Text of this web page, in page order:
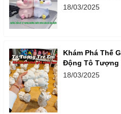
18/03/2025
Khám Phá Thế
Động Tô Tượng
18/03/2025